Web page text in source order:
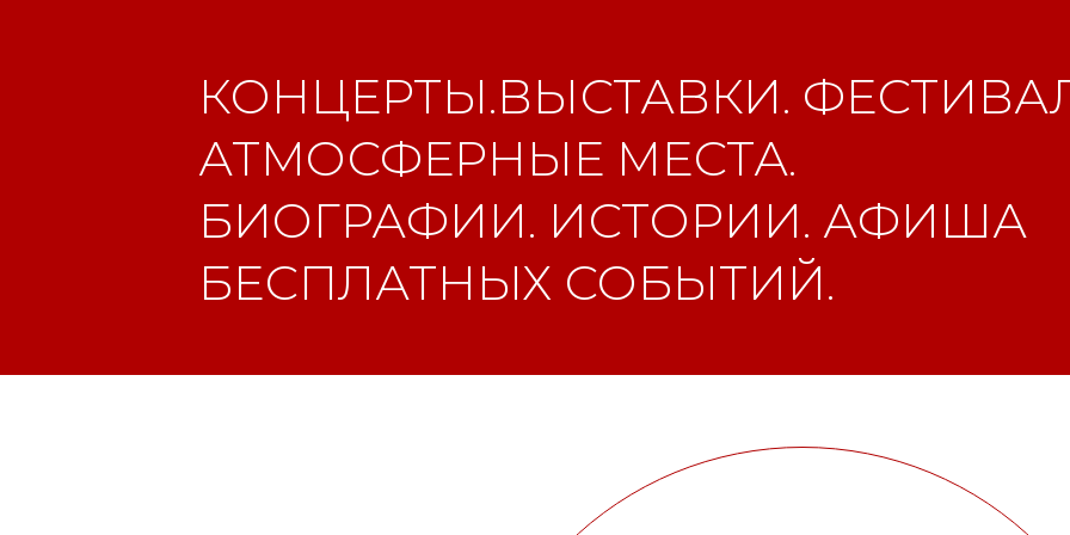
КОНЦЕРТЫ.ВЫСТАВКИ.
АТМОСФЕРНЫЕ МЕСТА.
БИОГРАФИИ. ИСТОРИИ. АФИША
БЕСПЛАТНЫХ СОБЫТИЙ.